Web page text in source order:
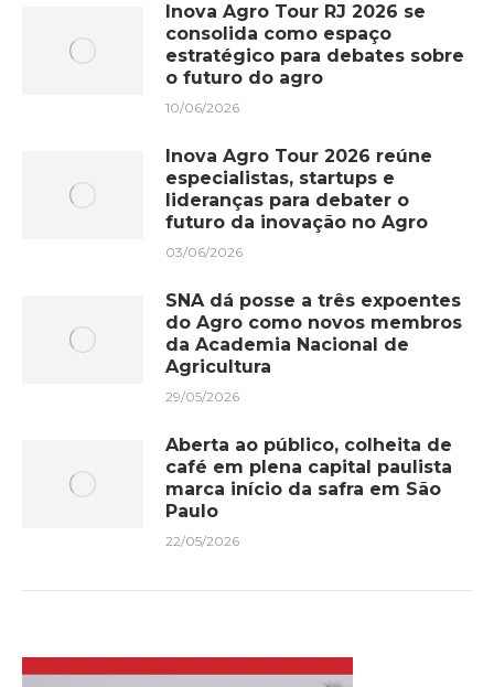
Inova Agro Tour RJ 2026 se
consolida como espaço
estratégico para debates sobre
o futuro do agro
10/06/2026
Inova Agro Tour 2026 reúne
especialistas, startups e
lideranças para debater o
futuro da inovação no Agro
03/06/2026
SNA dá posse a três expoentes
do Agro como novos membros
da Academia Nacional de
Agricultura
29/05/2026
Aberta ao público, colheita de
café em plena capital paulista
marca início da safra em São
Paulo
22/05/2026